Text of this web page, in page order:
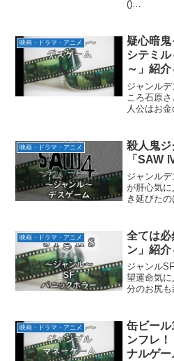
()
映画・ドラマ・アニメ
疑心暗
シテミ
～」紹
ジャンル
ころ石原
人公はお
していき
ゲーム参
映画・ドラマ・アニメ
殺人鬼
「SAW
ジャンル
が肝心気
き延びたの
によって仲
に苛(さい
映画・ドラマ・アニメ
全ては
ン」紹介
ジャンル
望運命気
分のお尻
んて時間
てアルミ
映画・ドラマ・アニメ
缶ビール
ンフレ
ナルゲー